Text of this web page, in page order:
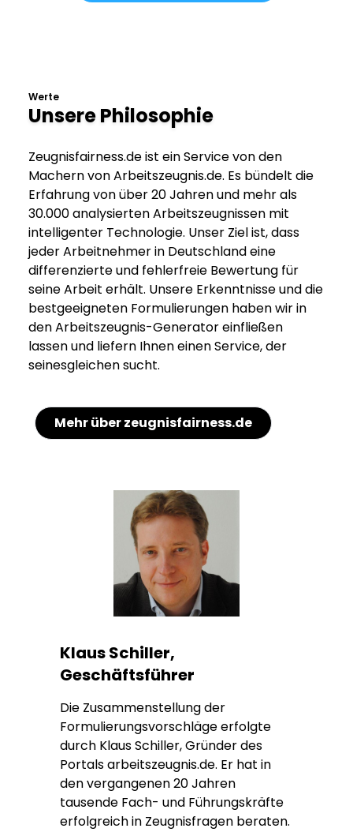
Werte
Unsere Philosophie
Zeugnisfairness.de ist ein Service von den
Machern von Arbeitszeugnis.de. Es bündelt die
Erfahrung von über 20 Jahren und mehr als
30.000 analysierten Arbeitszeugnissen mit
intelligenter Technologie. Unser Ziel ist, dass
jeder Arbeitnehmer in Deutschland eine
differenzierte und fehlerfreie Bewertung für
seine Arbeit erhält. Unsere Erkenntnisse und die
bestgeeigneten Formulierungen haben wir in
den Arbeitszeugnis-Generator einfließen
lassen und liefern Ihnen einen Service, der
seinesgleichen sucht.
Mehr über zeugnisfairness.de
Klaus Schiller,
Geschäftsführer
Die Zusammenstellung der
Formulierungsvorschläge erfolgte
durch Klaus Schiller, Gründer des
Portals arbeitszeugnis.de. Er hat in
den vergangenen 20 Jahren
tausende Fach- und Führungskräfte
erfolgreich in Zeugnisfragen beraten.